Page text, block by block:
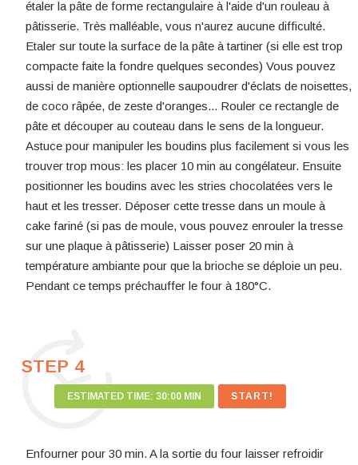
étaler la pâte de forme rectangulaire à l'aide d'un rouleau à
pâtisserie. Très malléable, vous n'aurez aucune difficulté.
Etaler sur toute la surface de la pâte à tartiner (si elle est trop
compacte faite la fondre quelques secondes) Vous pouvez
aussi de manière optionnelle saupoudrer d'éclats de noisettes,
de coco râpée, de zeste d'oranges... Rouler ce rectangle de
pâte et découper au couteau dans le sens de la longueur.
Astuce pour manipuler les boudins plus facilement si vous les
trouver trop mous: les placer 10 min au congélateur. Ensuite
positionner les boudins avec les stries chocolatées vers le
haut et les tresser. Déposer cette tresse dans un moule à
cake fariné (si pas de moule, vous pouvez enrouler la tresse
sur une plaque à pâtisserie) Laisser poser 20 min à
température ambiante pour que la brioche se déploie un peu.
Pendant ce temps préchauffer le four à 180°C.
STEP 4
ESTIMATED TIME: 30:00 MIN
Enfourner pour 30 min. A la sortie du four laisser refroidir